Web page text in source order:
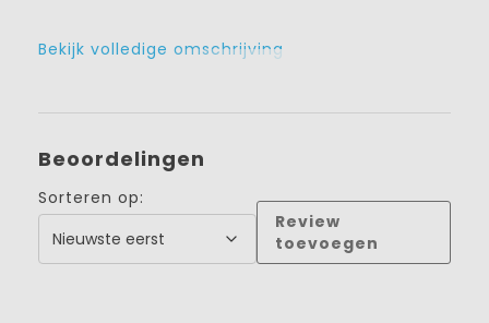
Bekijk volledige omschrijving
Beoordelingen
Sorteren op:
Review
toevoegen